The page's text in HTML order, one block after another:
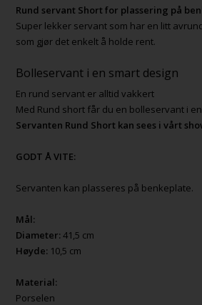
Rund servant Short for plassering på
Super lekker servant som har en litt
som gjør det enkelt å holde rent.
Bolleservant i en smart design
En rund servant er alltid vakkert
Med Rund short får du en bolleservant i
Servanten Rund Short kan sees i vårt
GODT Å VITE:
Servanten kan plasseres på benkeplate.
Mål:
Diameter: 41,5 cm
Høyde: 10,5 cm
Material:
Porselen